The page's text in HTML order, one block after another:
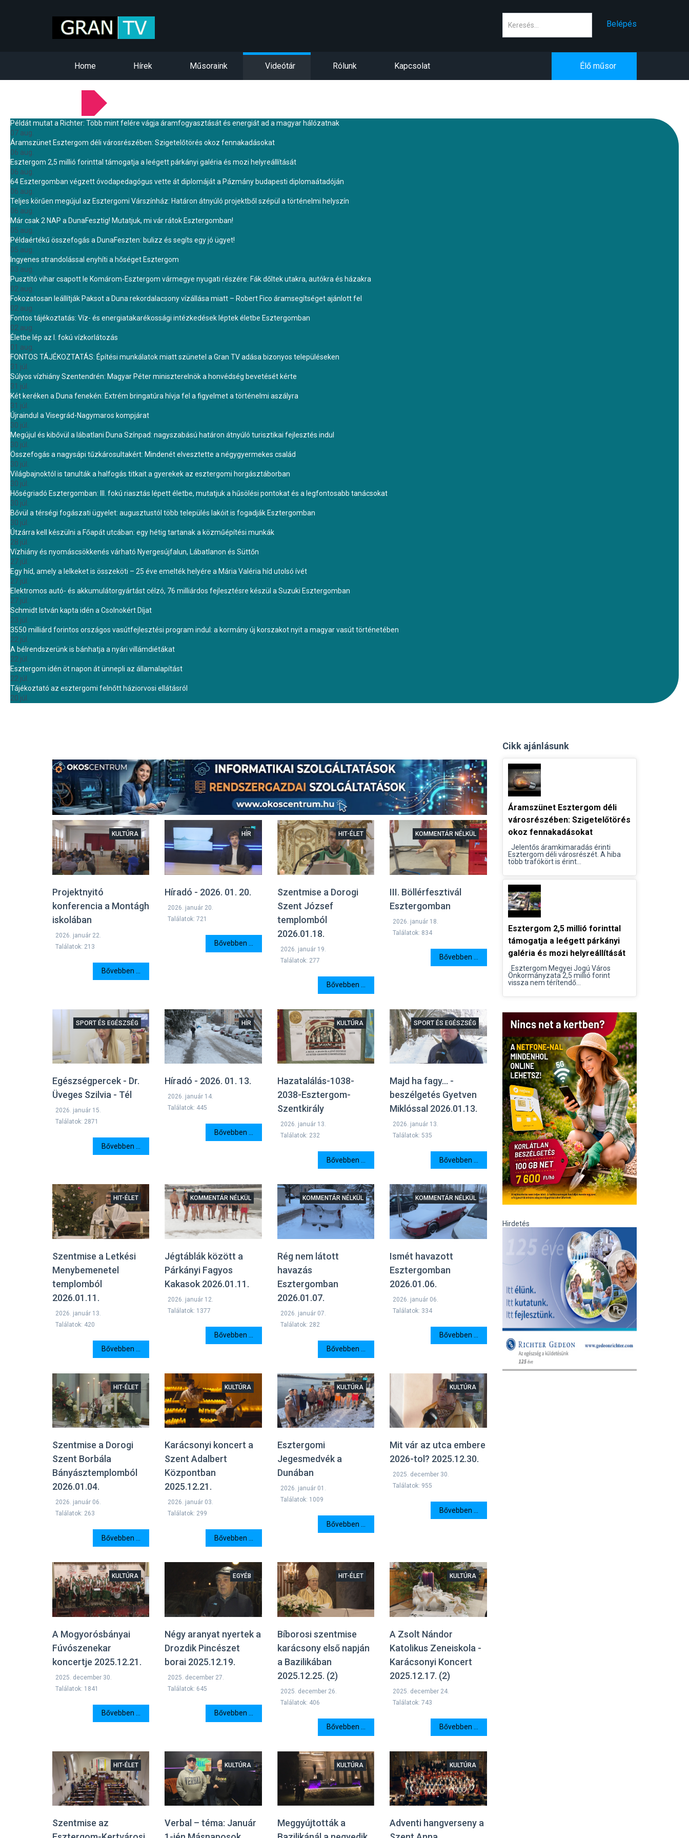
Belépés
Home Hírek Műsoraink Videótár Rólunk Kapcsolat Élő műsor
Példát mutat a Richter: Több mint felére vágja áramfogyasztását és energiát ad a magyar hálózatnak
07 aug.
Áramszünet Esztergom déli városrészében: Szigetelőtörés okoz fennakadásokat
06 aug.
Esztergom 2,5 millió forinttal támogatja a leégett párkányi galéria és mozi helyreállítását
06 aug.
64 Esztergomban végzett óvodapedagógus vette át diplomáját a Pázmány budapesti diplomaátadóján
06 aug.
Teljes körűen megújul az Esztergomi Várszínház: Határon átnyúló projektből szépül a történelmi helyszín
06 aug.
Már csak 2 NAP a DunaFesztig! Mutatjuk, mi vár rátok Esztergomban!
05 aug.
Példaértékű összefogás a DunaFeszten: bulizz és segíts egy jó ügyet!
05 aug.
Ingyenes strandolással enyhíti a hőséget Esztergom
03 aug.
Pusztító vihar csapott le Komárom-Esztergom vármegye nyugati részére: Fák dőltek utakra, autókra és házakra
02 aug.
Fokozatosan leállítják Paksot a Duna rekordalacsony vízállása miatt – Robert Fico áramsegítséget ajánlott fel
02 aug.
Fontos tájékoztatás: Víz- és energiatakarékossági intézkedések léptek életbe Esztergomban
02 aug.
Életbe lép az I. fokú vízkorlátozás
01 aug.
FONTOS TÁJÉKOZTATÁS: Építési munkálatok miatt szünetel a Gran TV adása bizonyos településeken
31 júl.
Súlyos vízhiány Szentendrén: Magyar Péter miniszterelnök a honvédség bevetését kérte
31 júl.
Két keréken a Duna fenekén: Extrém bringatúra hívja fel a figyelmet a történelmi aszályra
31 júl.
Újraindul a Visegrád-Nagymaros kompjárat
30 júl.
Megújul és kibővül a lábatlani Duna Színpad: nagyszabású határon átnyúló turisztikai fejlesztés indul
30 júl.
Összefogás a nagysápi tűzkárosultakért: Mindenét elvesztette a négygyermekes család
30 júl.
Világbajnoktól is tanulták a halfogás titkait a gyerekek az esztergomi horgásztáborban
30 júl.
Hőségriadó Esztergomban: III. fokú riasztás lépett életbe, mutatjuk a hűsölési pontokat és a legfontosabb tanácsokat
30 júl.
Bővül a térségi fogászati ügyelet: augusztustól több település lakóit is fogadják Esztergomban
30 júl.
Útzárra kell készülni a Főapát utcában: egy hétig tartanak a közműépítési munkák
28 júl.
Vízhiány és nyomáscsökkenés várható Nyergesújfalun, Lábatlanon és Süttőn
27 júl.
Egy híd, amely a lelkeket is összeköti – 25 éve emelték helyére a Mária Valéria híd utolsó ívét
27 júl.
Elektromos autó- és akkumulátorgyártást célzó, 76 milliárdos fejlesztésre készül a Suzuki Esztergomban
27 júl.
Schmidt István kapta idén a Csolnokért Díjat
23 júl.
3550 milliárd forintos országos vasútfejlesztési program indul: a kormány új korszakot nyit a magyar vasút történetében
22 júl.
A bélrendszerünk is bánhatja a nyári villámdiétákat
22 júl.
Esztergom idén öt napon át ünnepli az államalapítást
22 júl.
Tájékoztató az esztergomi felnőtt háziorvosi ellátásról
20 júl.
Projektnyitó
konferencia a Montágh
iskolában
KULTÚRA
2026. január 22.
Találatok: 213
Bővebben ...
Híradó - 2026. 01. 20.
HÍR
2026. január 20.
Találatok: 721
Bővebben ...
Szentmise a Dorogi
Szent József
templomból
2026.01.18.
HIT-ÉLET
2026. január 19.
Találatok: 277
Bővebben ...
III. Böllérfesztivál
Esztergomban
KOMMENTÁR NÉLKÜL
2026. január 18.
Találatok: 834
Bővebben ...
Egészségpercek - Dr.
Üveges Szilvia - Tél
SPORT ÉS EGÉSZSÉG
2026. január 15.
Találatok: 2871
Bővebben ...
Híradó - 2026. 01. 13.
HÍR
2026. január 14.
Találatok: 445
Bővebben ...
Hazatalálás-1038-
2038-Esztergom-
Szentkirály
KULTÚRA
2026. január 13.
Találatok: 232
Bővebben ...
Majd ha fagy... -
beszélgetés Gyetven
Miklóssal 2026.01.13.
SPORT ÉS EGÉSZSÉG
2026. január 13.
Találatok: 535
Bővebben ...
Szentmise a Letkési
Menybemenetel
templomból
2026.01.11.
HIT-ÉLET
2026. január 13.
Találatok: 420
Bővebben ...
Jégtáblák között a
Párkányi Fagyos
Kakasok 2026.01.11.
KOMMENTÁR NÉLKÜL
2026. január 12.
Találatok: 1377
Bővebben ...
Rég nem látott
havazás
Esztergomban
2026.01.07.
KOMMENTÁR NÉLKÜL
2026. január 07.
Találatok: 282
Bővebben ...
Ismét havazott
Esztergomban
2026.01.06.
KOMMENTÁR NÉLKÜL
2026. január 06.
Találatok: 334
Bővebben ...
Szentmise a Dorogi
Szent Borbála
Bányásztemplomból
2026.01.04.
HIT-ÉLET
2026. január 06.
Találatok: 263
Bővebben ...
Karácsonyi koncert a
Szent Adalbert
Központban
2025.12.21.
KULTÚRA
2026. január 03.
Találatok: 299
Bővebben ...
Esztergomi
Jegesmedvék a
Dunában
KULTÚRA
2026. január 01.
Találatok: 1009
Bővebben ...
Mit vár az utca embere
2026-tol? 2025.12.30.
KULTÚRA
2025. december 30.
Találatok: 955
Bővebben ...
A Mogyorósbányai
Fúvószenekar
koncertje 2025.12.21.
KULTÚRA
2025. december 30.
Találatok: 1841
Bővebben ...
Négy aranyat nyertek a
Drozdik Pincészet
borai 2025.12.19.
EGYÉB
2025. december 27.
Találatok: 645
Bővebben ...
Bíborosi szentmise
karácsony első napján
a Bazilikában
2025.12.25. (2)
HIT-ÉLET
2025. december 26.
Találatok: 406
Bővebben ...
A Zsolt Nándor
Katolikus Zeneiskola -
Karácsonyi Koncert
2025.12.17. (2)
KULTÚRA
2025. december 24.
Találatok: 743
Bővebben ...
Szentmise az
HIT-ÉLET
Verbal – téma: Január
KULTÚRA
Meggyújtották a
KULTÚRA
Adventi hangverseny a
KULTÚRA
Cikk ajánlásunk
Áramszünet Esztergom déli
városrészében: Szigetelőtörés
okoz fennakadásokat
Jelentős áramkimaradás érinti
Esztergom déli városrészét. A hiba
több trafókört is érint...
Esztergom 2,5 millió forinttal
támogatja a leégett párkányi
galéria és mozi helyreállítását
Esztergom Megyei Jogú Város
Önkormányzata 2,5 millió forint
vissza nem térítendő...
Hirdetés